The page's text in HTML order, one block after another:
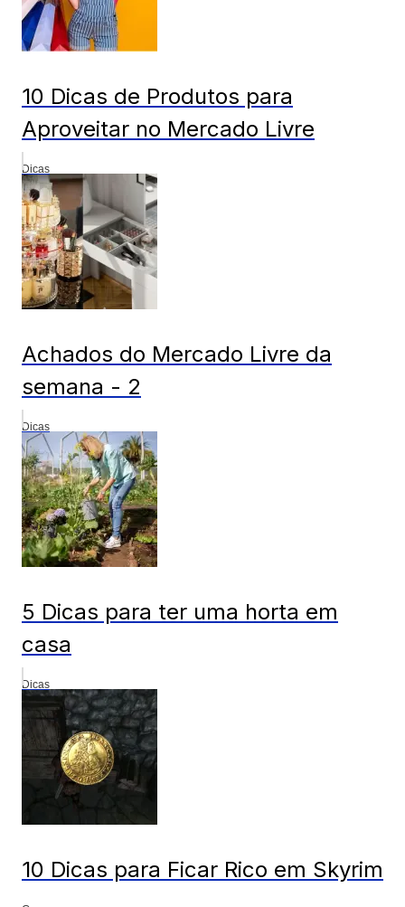
10 Dicas de Produtos para
Aproveitar no Mercado Livre
Dicas
Achados do Mercado Livre da
semana - 2
Dicas
5 Dicas para ter uma horta em
casa
Dicas
10 Dicas para Ficar Rico em Skyrim